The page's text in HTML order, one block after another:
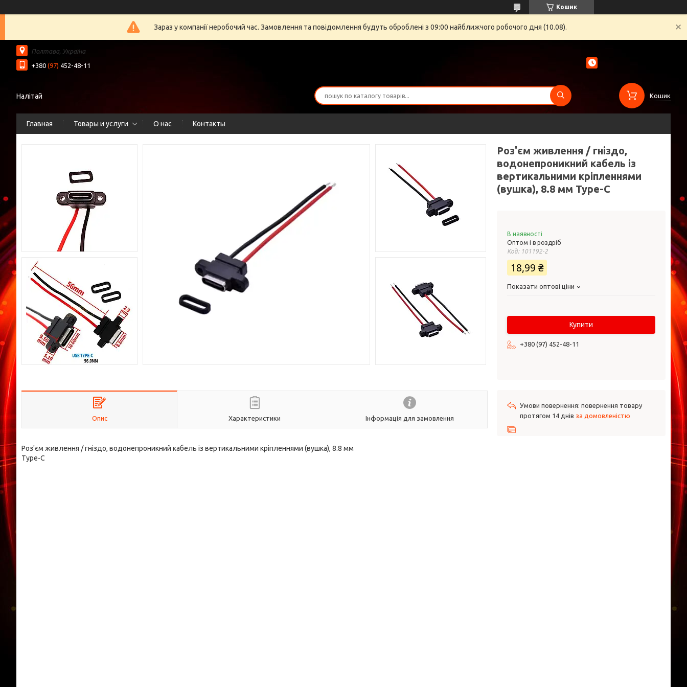
Кошик
Зараз у компанії неробочий час. Замовлення та повідомлення будуть оброблені з 09:00 найближчого робочого дня (10.08).
Полтава, Україна
+380 (97) 452-48-11
Налітай Кошик
Главная Товары и услуги О нас Контакты
Опис Характеристики Інформація для замовлення
Роз'єм живлення / гніздо, водонепроникний кабель із вертикальними кріпленнями (вушка), 8.8 мм
Type-C
Роз'єм живлення / гніздо,
водонепроникний кабель із
вертикальними кріпленнями
(вушка), 8.8 мм Type-C
В наявності
Оптом і в роздріб
Код: 101192-2
18,99 ₴
Показати оптові ціни
Купити
+380 (97) 452-48-11
повернення товару
протягом 14 днів за домовленістю